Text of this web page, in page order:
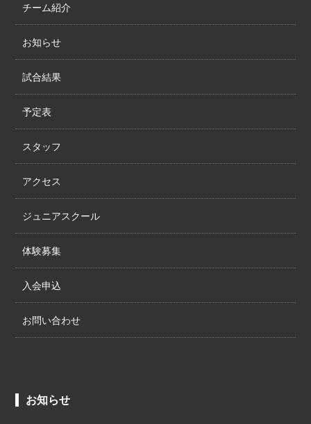
チーム紹介
お知らせ
試合結果
予定表
スタッフ
アクセス
ジュニアスクール
体験募集
入会申込
お問い合わせ
お知らせ